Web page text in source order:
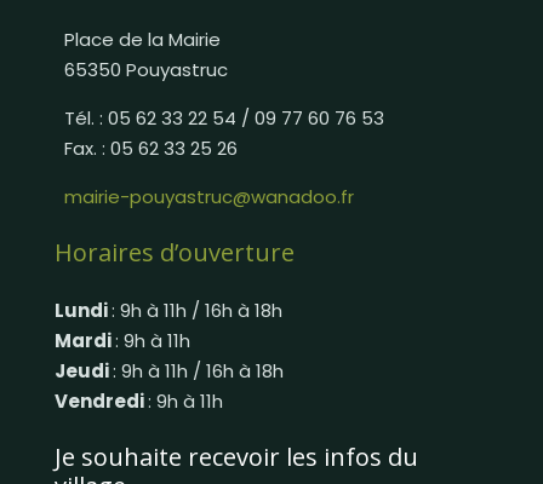
Place de la Mairie
65350 Pouyastruc
Tél. : 05 62 33 22 54 / 09 77 60 76 53
Fax. : 05 62 33 25 26
mairie-pouyastruc@wanadoo.fr
Horaires d’ouverture
Lundi: 9h à 11h / 16h à 18h
Mardi: 9h à 11h
Jeudi: 9h à 11h / 16h à 18h
Vendredi: 9h à 11h
Je souhaite recevoir les infos du